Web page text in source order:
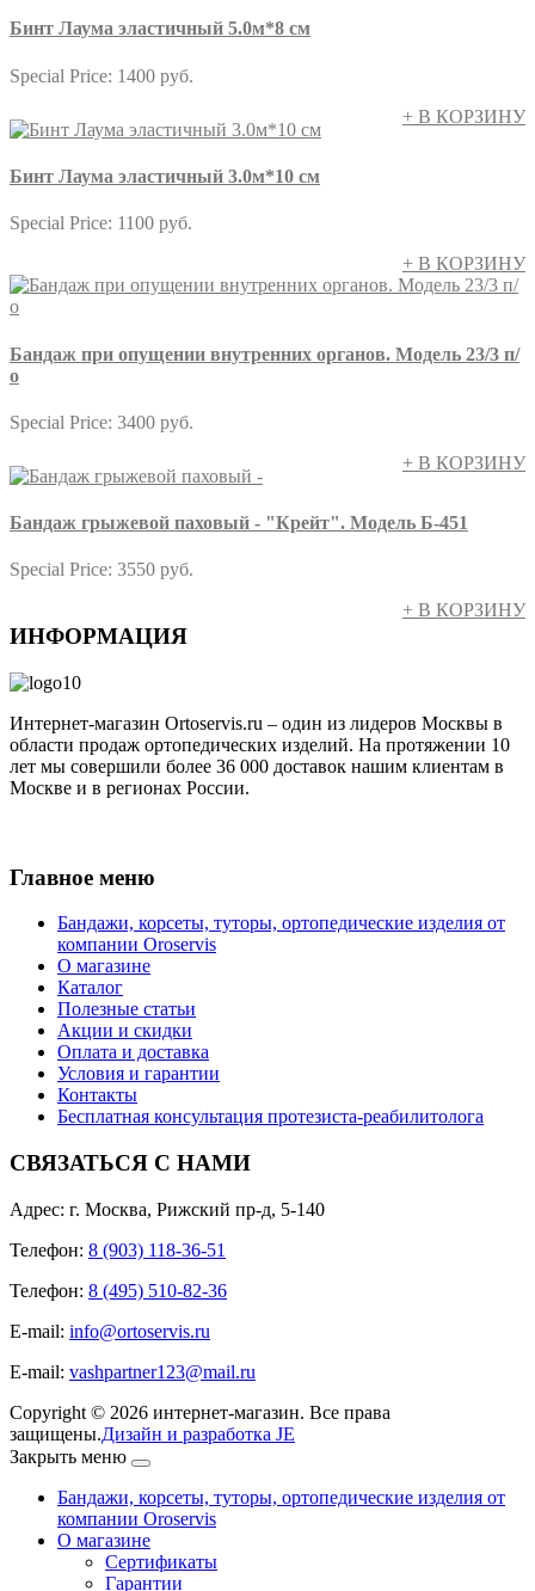
Бинт Лаума эластичный 5.0м*8 см
Special Price: 1400 руб.
+ В КОРЗИНУ
Бинт Лаума эластичный 3.0м*10 см
Special Price: 1100 руб.
+ В КОРЗИНУ
Бандаж при опущении внутренних органов. Модель 23/3 п/
о
Special Price: 3400 руб.
+ В КОРЗИНУ
Бандаж грыжевой паховый - "Крейт". Модель Б-451
Special Price: 3550 руб.
+ В КОРЗИНУ
ИНФОРМАЦИЯ
Интернет-магазин Ortoservis.ru – один из лидеров Москвы в
области продаж ортопедических изделий. На протяжении 10
лет мы совершили более 36 000 доставок нашим клиентам в
Москве и в регионах России.
Главное меню
Бандажи, корсеты, туторы, ортопедические изделия от
компании Oroservis
О магазине
Каталог
Полезные статьи
Акции и скидки
Оплата и доставка
Условия и гарантии
Контакты
Бесплатная консультация протезиста-реабилитолога
СВЯЗАТЬСЯ С НАМИ
Адрес: г. Москва, Рижский пр-д, 5-140
Телефон: 8 (903) 118-36-51
Телефон: 8 (495) 510-82-36
E-mail: info@ortoservis.ru
E-mail: vashpartner123@mail.ru
Copyright © 2026 интернет-магазин. Все права
защищены.Дизайн и разработка JE
Закрыть меню
Бандажи, корсеты, туторы, ортопедические изделия от
компании Oroservis
О магазине
Сертификаты
Гарантии